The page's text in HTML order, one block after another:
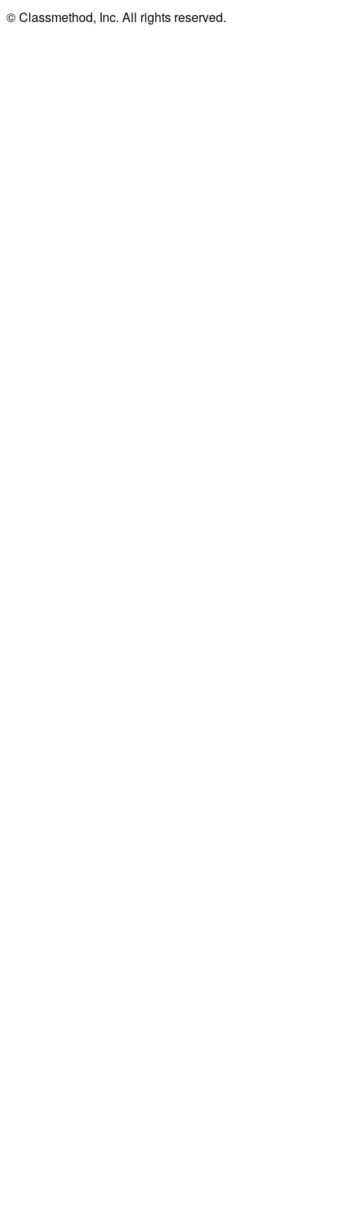
© Classmethod, Inc. All rights reserved.